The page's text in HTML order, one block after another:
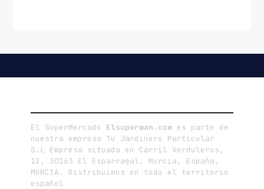
El SuperMercado Elsuperman.com es parte de
nuestra empresa Tu Jardinero Particular
S.L Empresa situada en Carril Verduleros,
12, 30163 El Esparragal, Murcia, España,
MURCIA. Distribuimos en todo el territorio
español